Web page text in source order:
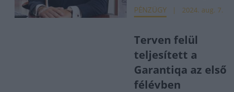
PÉNZÜGY 2024. aug. 7.
Terven felül
teljesített a
Garantiqa az első
félévben